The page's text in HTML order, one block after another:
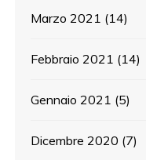
Marzo 2021 (14)
Febbraio 2021 (14)
Gennaio 2021 (5)
Dicembre 2020 (7)